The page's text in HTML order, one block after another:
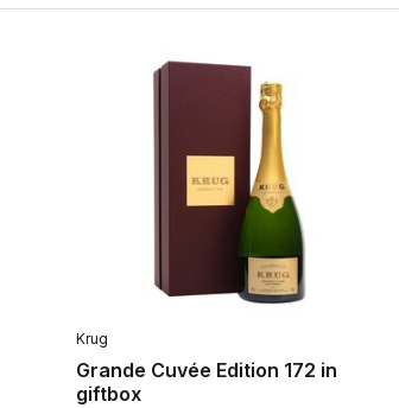
Krug
Grande Cuvée Edition 172 in
giftbox